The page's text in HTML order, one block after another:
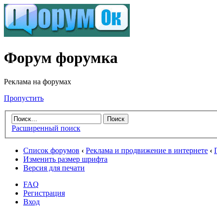
Форум форумка
Реклама на форумах
Пропустить
Расширенный поиск
Список форумов ‹ Реклама и продвижение в интернете ‹
Изменить размер шрифта
Версия для печати
FAQ
Регистрация
Вход